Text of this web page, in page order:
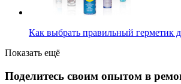
Как выбрать правильный герметик
Показать ещё
Поделитесь своим опытом в